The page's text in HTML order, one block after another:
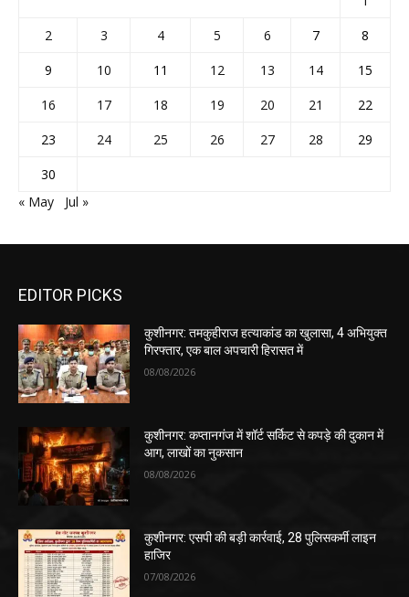
2
3 4 5 6 7
8
9
10 11 12 13 14
15
16
17 18 19 20 21
22
23
24 25 26 27 28
29
30
« May
Jul »
EDITOR PICKS
कुशीनगर: तमकुहीराज हत्याकांड का खुलासा, 4 अभियुक्त
गिरफ्तार, एक बाल अपचारी हिरासत में
08/08/2026
कुशीनगर: कप्तानगंज में शॉर्ट सर्किट से कपड़े की दुकान में
आग, लाखों का नुकसान
08/08/2026
कुशीनगर: एसपी की बड़ी कार्रवाई, 28 पुलिसकर्मी लाइन
हाजिर
07/08/2026